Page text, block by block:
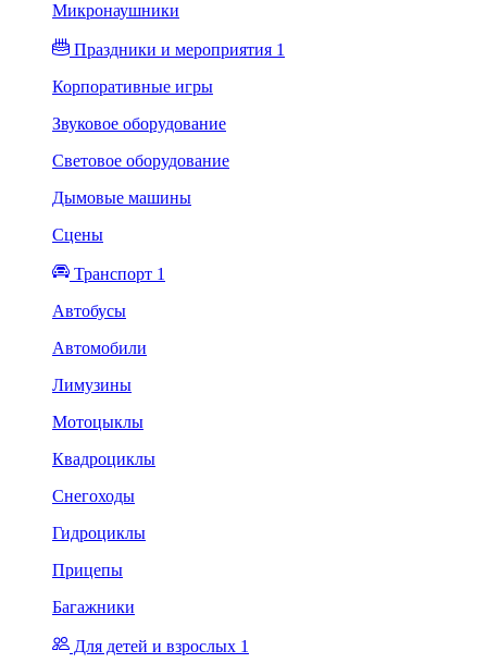
Микронаушники
Праздники и мероприятия 1
Корпоративные игры
Звуковое оборудование
Световое оборудование
Дымовые машины
Сцены
Транспорт 1
Автобусы
Автомобили
Лимузины
Мотоцыклы
Квадроциклы
Снегоходы
Гидроциклы
Прицепы
Багажники
Для детей и взрослых 1